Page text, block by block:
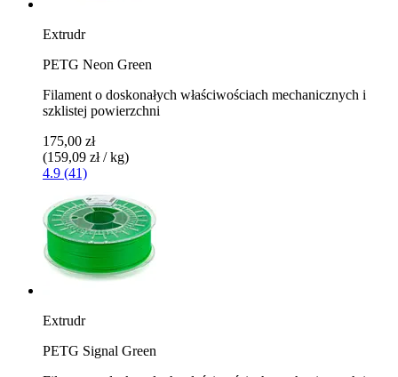
Extrudr
PETG Neon Green
Filament o doskonałych właściwościach mechanicznych i
szklistej powierzchni
175,00 zł
(159,09 zł / kg)
4.9 (41)
Extrudr
PETG Signal Green